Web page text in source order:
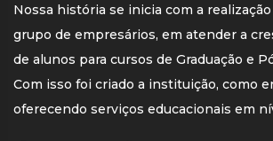
Nossa história se inicia com a
grupo de empresários, em atender a
de alunos para cursos de Graduação e
Com isso foi criado a instituição, como
oferecendo serviços educacionais em